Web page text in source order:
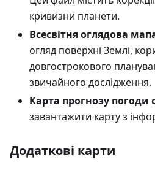
кривизни планети.
Всесвітня оглядова
огляд поверхні Землі,
довгострокового
звичайного дослідження.
Карта прогнозу погоди
завантажити карту з
Додаткові карти